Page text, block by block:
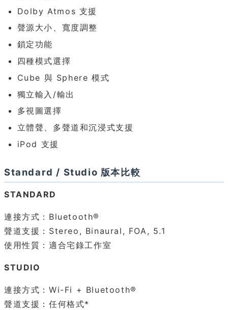
Dolby Atmos 支援
聲源大小、寬度調整
鎖定功能
四種模式選擇
Cube 與 Sphere 模式
獨立輸入/輸出
多視圖選擇
立體聲、多聲道和沉浸式支援
iPod 支援
Standard / Studio 版本比較
STANDARD
連接方式：Bluetooth®
聲道支援：Stereo, Binaural, FOA, 5.1
使用性質：適合宅錄工作室
STUDIO
連接方式：Wi-Fi + Bluetooth®
聲道支援：任何格式*